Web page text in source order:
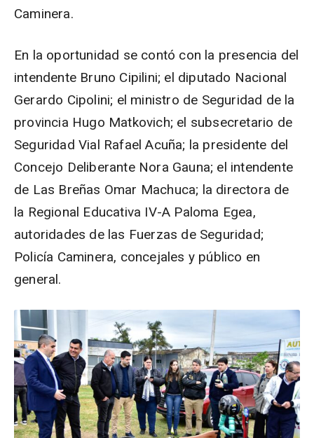
Caminera.
En la oportunidad se contó con la presencia del
intendente Bruno Cipilini; el diputado Nacional
Gerardo Cipolini; el ministro de Seguridad de la
provincia Hugo Matkovich; el subsecretario de
Seguridad Vial Rafael Acuña; la presidente del
Concejo Deliberante Nora Gauna; el intendente
de Las Breñas Omar Machuca; la directora de
la Regional Educativa IV-A Paloma Egea,
autoridades de las Fuerzas de Seguridad;
Policía Caminera, concejales y público en
general.